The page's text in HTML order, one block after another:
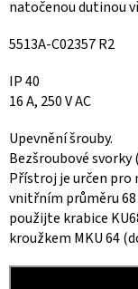
natočenou dutinou
5513A-C02357 R2
IP 40
16 A, 250 V AC
Upevnění šrouby.
Bezšroubové svorky
Přístroj je určen
vnitřním průměru
použijte krabice
kroužkem MKU 64